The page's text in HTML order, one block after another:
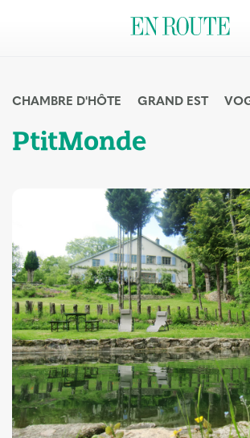
CHAMBRE D'HÔTE GRAND EST
PtitMonde